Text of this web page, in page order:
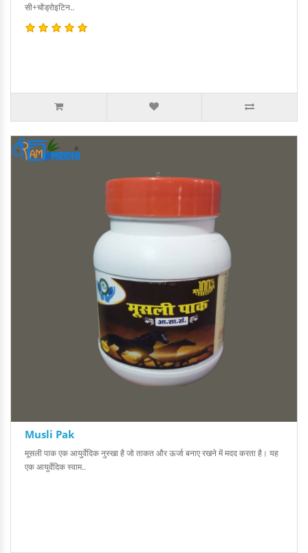
सी+चोंड्रोइटिन..
Musli Pak
मूसली पाक एक आयुर्वेदिक नुस्खा है जो ताकत और ऊर्जा बनाए रखने में मदद करता है। यह
एक आयुर्वेदिक स्वाम..